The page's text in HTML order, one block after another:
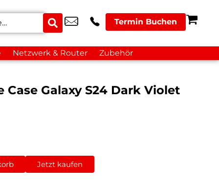
Termin Buchen
Netzwerk & Router Zubehör
Case Galaxy S24 Dark Violet
Jetzt kaufen